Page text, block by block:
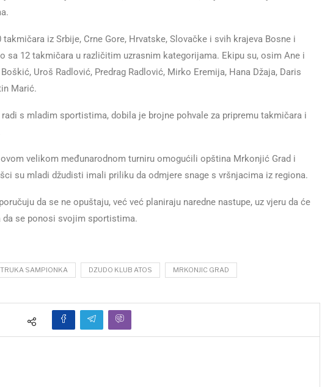
iz Srbije, Crne Gore, Hrvatske, Slovačke i svih krajeva Bosne i
sa 12 takmičara u različitim uzrasnim kategorijama. Ekipu su, osim Ane i
Uroš Radlović, Predrag Radlović, Mirko Eremija, Hana Džaja, Daris
Marić.
s mladim sportistima, dobila je brojne pohvale za pripremu takmičara i
velikom međunarodnom turniru omogućili opština Mrkonjić Grad i
su mladi džudisti imali priliku da odmjere snage s vršnjacima iz regiona.
da se ne opuštaju, već već planiraju naredne nastupe, uz vjeru da će
se ponosi svojim sportistima.
SAMPIONKA DZUDO KLUB ATOS MRKONJIC GRAD